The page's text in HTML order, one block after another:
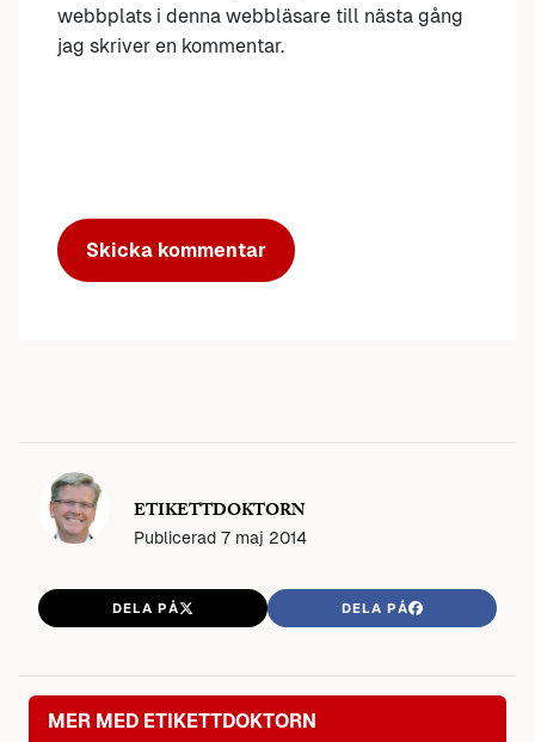
webbplats i denna webbläsare till nästa gång
jag skriver en kommentar.
ETIKETTDOKTORN
Publicerad 7 maj 2014
DELA PÅ DELA PÅ
MER MED ETIKETTDOKTORN